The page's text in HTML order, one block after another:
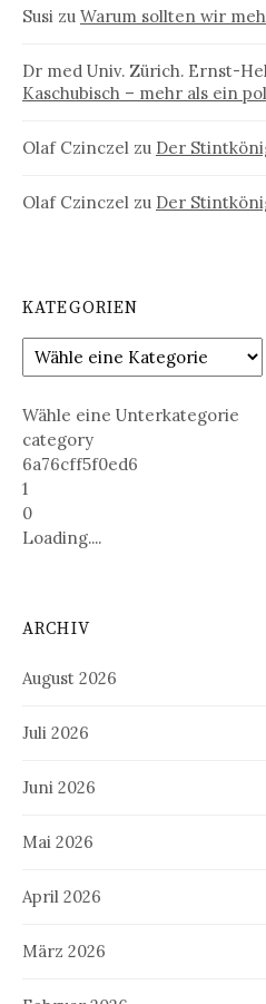
Susi zu Warum sollten wir
Dr med Univ. Zürich. Ernst-
Kaschubisch – mehr als ein
Olaf Czinczel zu Der
Olaf Czinczel zu Der
KATEGORIEN
Wähle eine Unterkategorie
category
6a76cff5f0ed6
1
0
Loading....
ARCHIV
August 2026
Juli 2026
Juni 2026
Mai 2026
April 2026
März 2026